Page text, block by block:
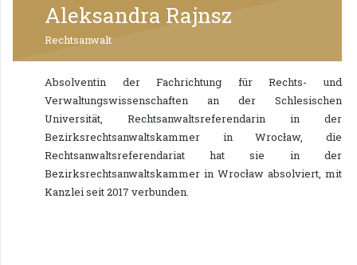
Aleksandra Rajnsz
Rechtsanwalt
Absolventin der Fachrichtung für Rechts- und
Verwaltungswissenschaften an der Schlesischen
Universität, Rechtsanwaltsreferendarin in der
Bezirksrechtsanwaltskammer in Wrocław, die
Rechtsanwaltsreferendariat hat sie in der
Bezirksrechtsanwaltskammer in Wrocław absolviert, mit
Kanzlei seit 2017 verbunden.